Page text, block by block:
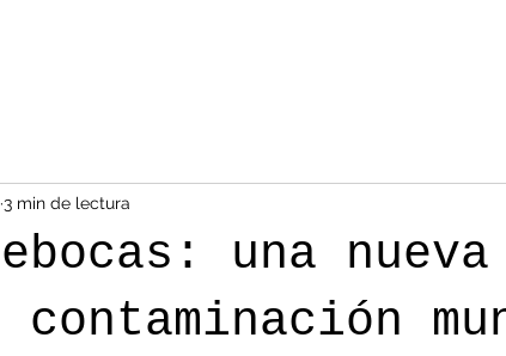
una nueva
contaminación
3 min de lectura